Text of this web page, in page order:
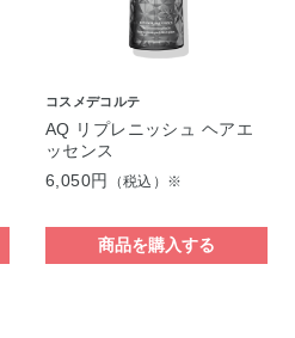
コスメデコルテ
AQ リプレニッシュ ヘアエ
ッセンス
6,050円
（税込）※
商品を購入する